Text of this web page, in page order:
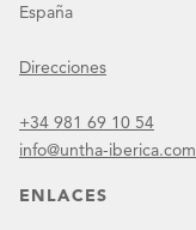
España
Direcciones
+34 981 69 10 54
info@untha-iberica.com
ENLACES